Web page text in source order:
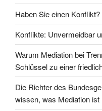
kreatives
„Wir
gegen
das
Problem“
wird.“
Haben Sie einen Konflikt?
Konflikte: Unvermeidbar
Warum Mediation bei
Schlüssel zu einer
Die Richter des
wissen, was Mediation ist